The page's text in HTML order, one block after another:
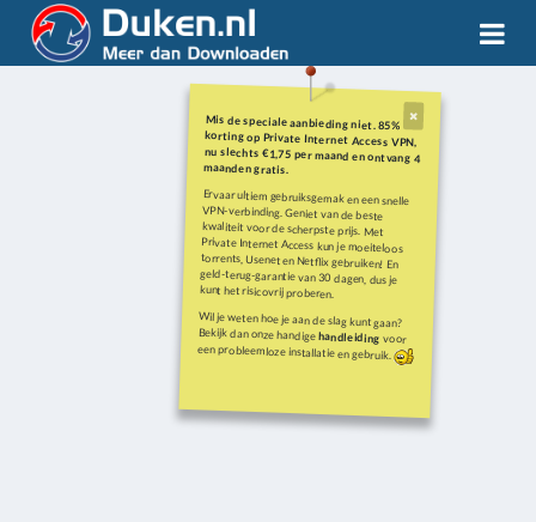
Mis de speciale aanbieding niet. 85%
korting op Private Internet Access VPN,
nu slechts €1,75 per maand en ontvang 4
maanden gratis.
Ervaar ultiem gebruiksgemak en een snelle
VPN-verbinding. Geniet van de beste
kwaliteit voor de scherpste prijs. Met
Private Internet Access kun je moeiteloos
torrents, Usenet en Netflix gebruiken! En
geld-terug-garantie van 30 dagen, dus je
kunt het risicovrij proberen.
Wil je weten hoe je aan de slag kunt gaan?
Bekijk dan onze handigehandleiding voor
een probleemloze installatie en gebruik.